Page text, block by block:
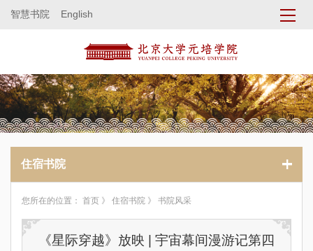
智慧书院 English
住宿书院
您所在的位置： 首页 》 住宿书院 》 书院风采
《星际穿越》放映 | 宇宙幕间漫游记第四